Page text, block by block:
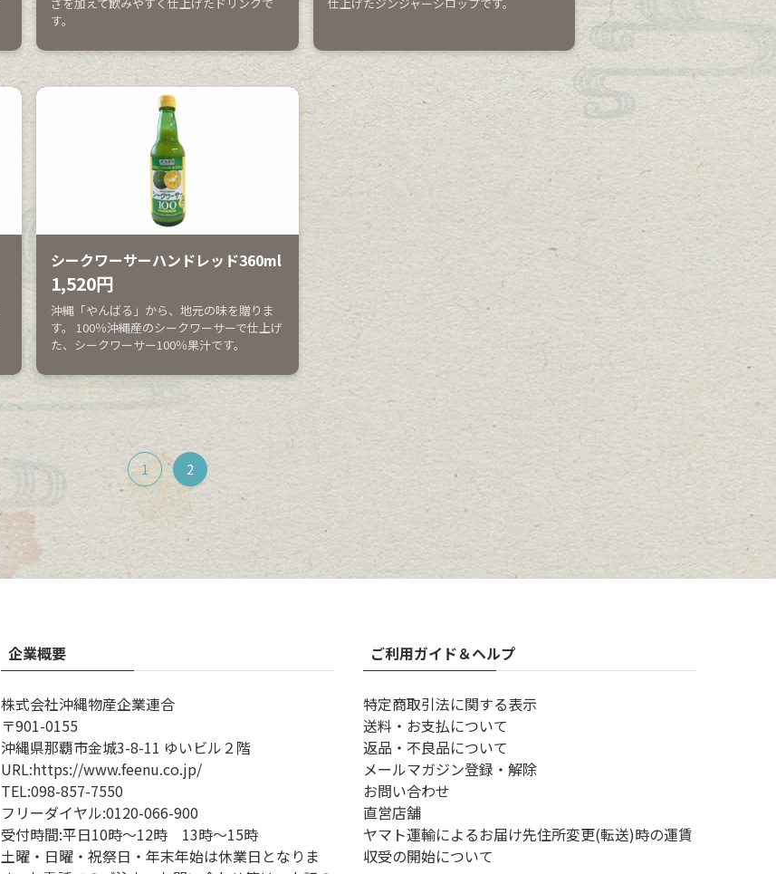
す。
シークワーサーハンドレッド360ml
1,520円
沖縄「やんばる」から、地元の味を贈りま
す。 100％沖縄産のシークワーサーで仕上げ
た、シークワーサー100％果汁です。
1 2
企業概要
株式会社沖縄物産企業連合
〒901-0155
沖縄県那覇市金城3-8-11 ゆいビル２階
URL:https://www.feenu.co.jp/
TEL:098-857-7550
フリーダイヤル:0120-066-900
受付時間:平日10時～12時 13時～15時
土曜・日曜・祝祭日・年末年始は休業日となりま
ご利用ガイド＆ヘルプ
特定商取引法に関する表示
送料・お支払について
返品・不良品について
メールマガジン登録・解除
お問い合わせ
直営店舗
ヤマト運輸によるお届け先住所変更(転送)時の運賃
収受の開始について